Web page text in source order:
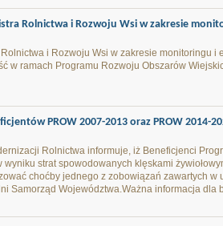
Rolnictwa i Rozwoju Wsi w zakresie
i Rozwoju Wsi w zakresie monitoringu
w ramach Programu Rozwoju Obszarów
PROW 2007-2013 oraz PROW 2014-
Rolnictwa informuje, iż Beneficjenci
strat spowodowanych klęskami
choćby jednego z zobowiązań zawartych w
Samorząd Województwa.Ważna informacja dla